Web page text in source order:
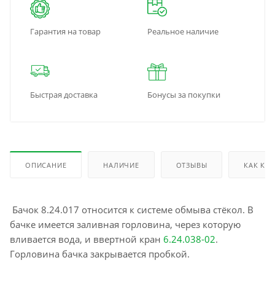
Гарантия на товар Реальное наличие
Быстрая доставка Бонусы за покупки
ОПИСАНИЕ НАЛИЧИЕ ОТЗЫВЫ КАК
Бачок 8.24.017 относится к системе обмыва стёкол. В
бачке имеется заливная горловина, через которую
вливается вода, и ввертной кран 6.24.038-02.
Горловина бачка закрывается пробкой.